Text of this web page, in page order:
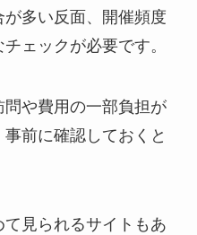
多い反面、開催頻度
ェックが必要です。
や費用の一部負担が
前に確認しておくと
見られるサイトもあ